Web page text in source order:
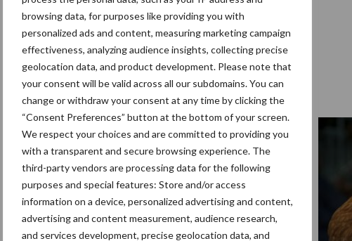
browsing data, for purposes like providing you with
personalized ads and content, measuring marketing campaign
effectiveness, analyzing audience insights, collecting precise
geolocation data, and product development. Please note that
your consent will be valid across all our subdomains. You can
change or withdraw your consent at any time by clicking the
“Consent Preferences” button at the bottom of your screen.
We respect your choices and are committed to providing you
with a transparent and secure browsing experience. The
third-party vendors are processing data for the following
purposes and special features: Store and/or access
information on a device, personalized advertising and content,
advertising and content measurement, audience research,
and services development, precise geolocation data, and